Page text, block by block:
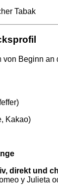
Tabak
von Beginn an
Kakao)
direkt und
y Julieta